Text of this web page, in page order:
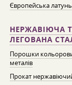
Європейська латунь
НЕРЖАВІЮЧА
ЛЕГОВАНА
Порошки
металів
Прокат